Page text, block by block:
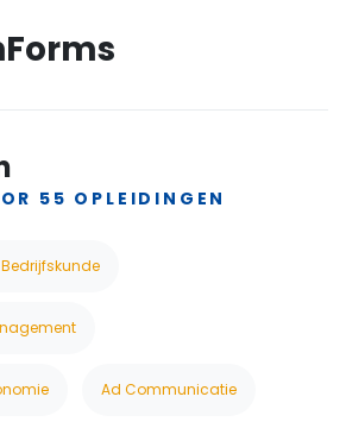
55 OPLEIDINGEN
Ad Communicatie